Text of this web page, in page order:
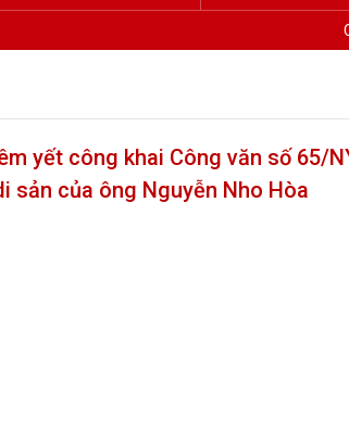
yết công khai Công văn số 65/
sản của ông Nguyễn Nho Hòa